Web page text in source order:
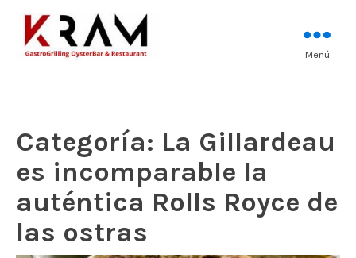
Los mejores pescados, mariscos y
Menú
Categoría: La Gillardeau
es incomparable la
auténtica Rolls Royce de
las ostras